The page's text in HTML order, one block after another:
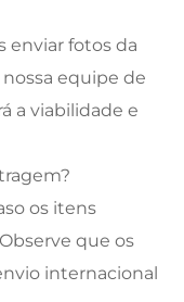
enviar fotos da
equipe de
a viabilidade e
os itens
que os
internacional